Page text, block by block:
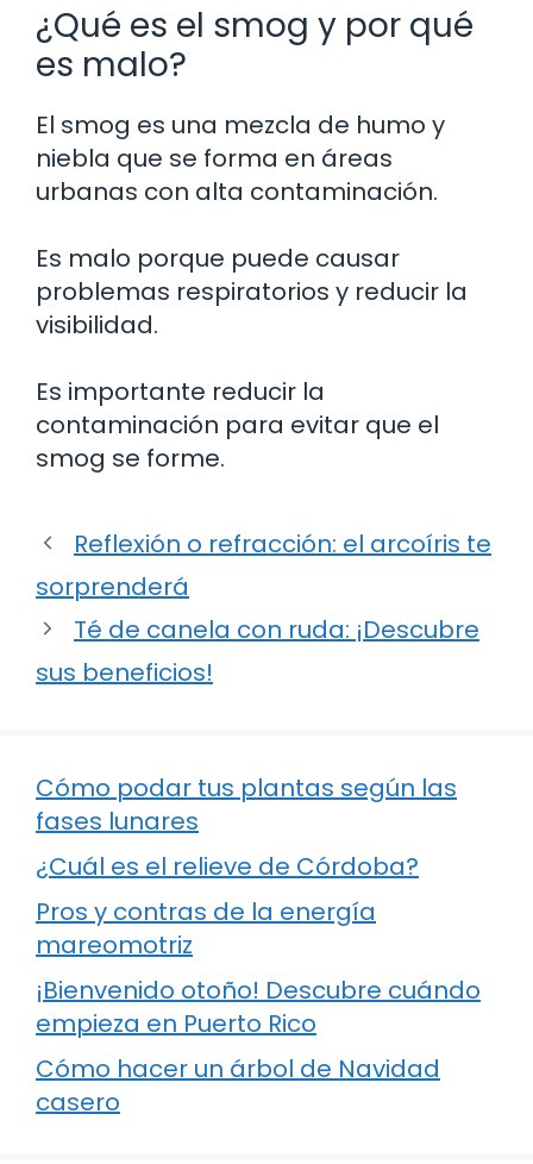
¿Qué es el smog y por qué
es malo?
El smog es una mezcla de humo y
niebla que se forma en áreas
urbanas con alta contaminación.
Es malo porque puede causar
problemas respiratorios y reducir la
visibilidad.
Es importante reducir la
contaminación para evitar que el
smog se forme.
Reflexión o refracción: el arcoíris te
sorprenderá
Té de canela con ruda: ¡Descubre
sus beneficios!
Cómo podar tus plantas según las
fases lunares
¿Cuál es el relieve de Córdoba?
Pros y contras de la energía
mareomotriz
¡Bienvenido otoño! Descubre cuándo
empieza en Puerto Rico
Cómo hacer un árbol de Navidad
casero